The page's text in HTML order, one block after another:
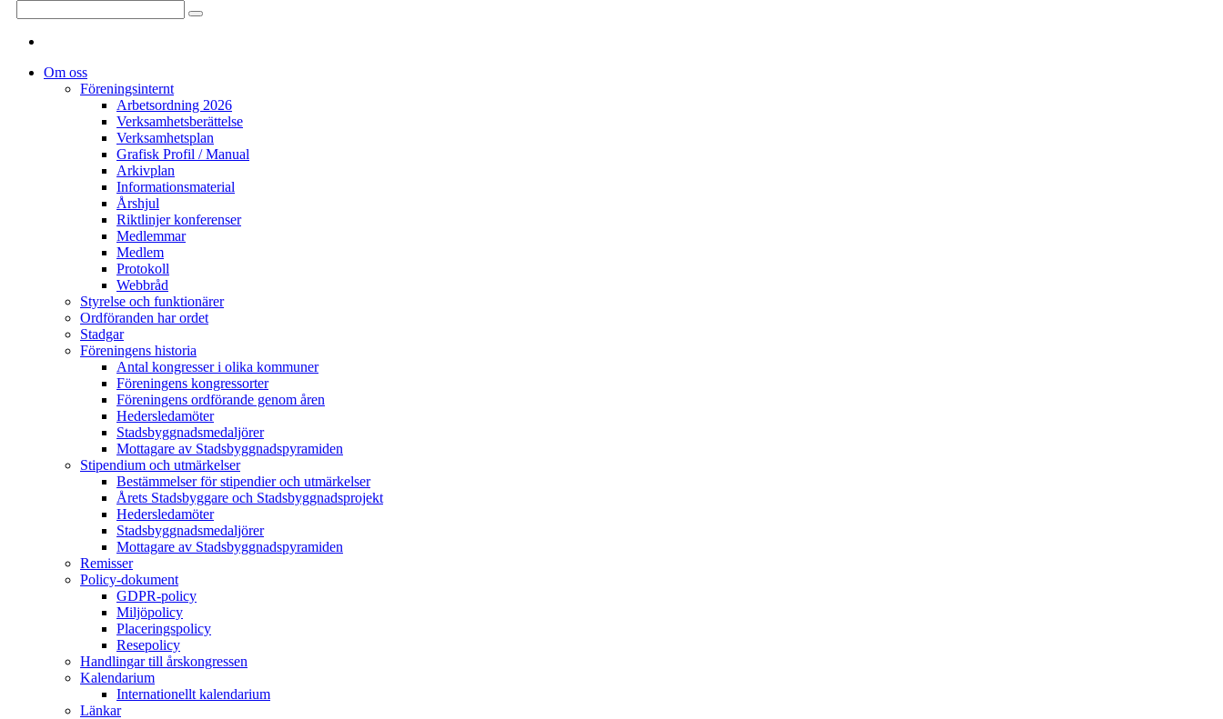
Om oss
Föreningsinternt
Arbetsordning 2026
Verksamhetsberättelse
Verksamhetsplan
Grafisk Profil / Manual
Arkivplan
Informationsmaterial
Årshjul
Riktlinjer konferenser
Medlemmar
Medlem
Protokoll
Webbråd
Styrelse och funktionärer
Ordföranden har ordet
Stadgar
Föreningens historia
Antal kongresser i olika kommuner
Föreningens kongressorter
Föreningens ordförande genom åren
Hedersledamöter
Stadsbyggnadsmedaljörer
Mottagare av Stadsbyggnadspyramiden
Stipendium och utmärkelser
Bestämmelser för stipendier och utmärkelser
Årets Stadsbyggare och Stadsbyggnadsprojekt
Hedersledamöter
Stadsbyggnadsmedaljörer
Mottagare av Stadsbyggnadspyramiden
Remisser
Policy-dokument
GDPR-policy
Miljöpolicy
Placeringspolicy
Resepolicy
Handlingar till årskongressen
Kalendarium
Internationellt kalendarium
Länkar